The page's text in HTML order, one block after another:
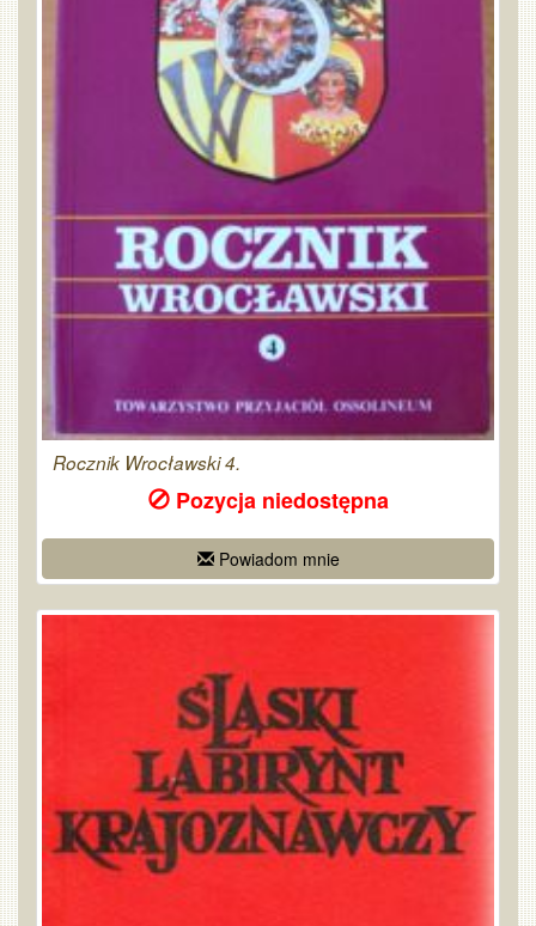
Rocznik Wrocławski 4.
Pozycja niedostępna
Powiadom mnie